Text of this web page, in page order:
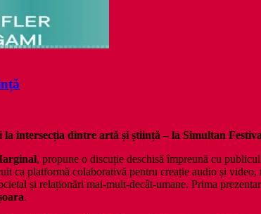
intersecția dintre artă și știință – la Simultan
, propune o discuție deschisă împreună cu
ca platformă colaborativă pentru creație audio și
și relaționări mai-mult-decât-umane. Prima
.